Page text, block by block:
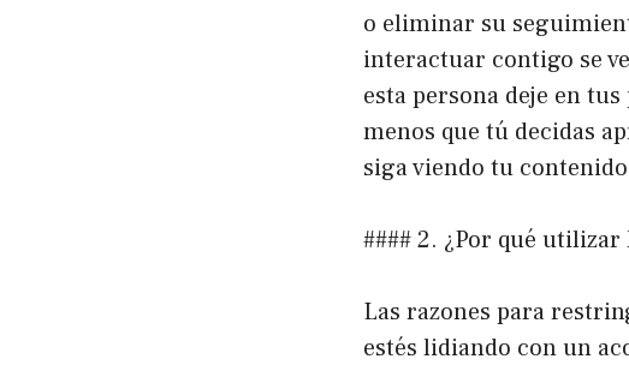
o eliminar su
interactuar contigo se
esta persona deje en
menos que tú decidas
siga viendo tu
#### 2. ¿Por qué
Las razones para
estés lidiando con un